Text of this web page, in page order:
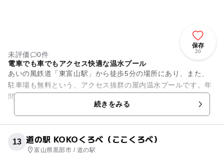
保存
20
未評価
0件
電車でも車でもアクセス快適な温水プール
あいの風鉄道「東富山駅」から徒歩5分の場所にあり、また、
駐車場も無料という、アクセス抜群の屋内温水プールです。年
間通じて利用できます。料金も安価なため多くの家族連れが利
用しています。その上、土日...続きをみる
13 道の駅 KOKOくろべ（ここくろべ）
富山県黒部市 / 道の駅